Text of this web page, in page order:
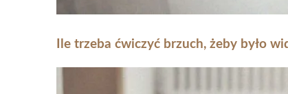
Ile trzeba ćwiczyć brzuch, żeby było